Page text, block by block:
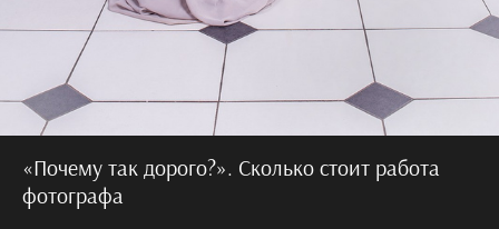
«Почему так дорого?». Сколько стоит работа
фотографа